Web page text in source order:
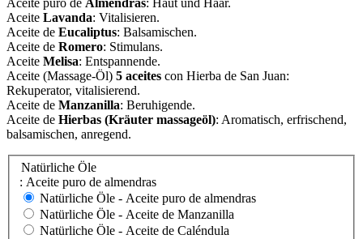
Aceite Lavanda: Vitalisieren.
Aceite de Eucaliptus: Balsamischen.
Aceite de Romero: Stimulans.
Aceite Melisa: Entspannende.
Aceite (Massage-Öl) 5 aceites con Hierba de San Juan:
Rekuperator, vitalisierend.
Aceite de Manzanilla: Beruhigende.
Aceite de Hierbas (Kräuter massageöl): Aromatisch, erfrischend,
balsamischen, anregend.
Natürliche Öle
: Aceite puro de almendras
Natürliche Öle - Aceite puro de almendras
Natürliche Öle - Aceite de Manzanilla
Natürliche Öle - Aceite de Caléndula